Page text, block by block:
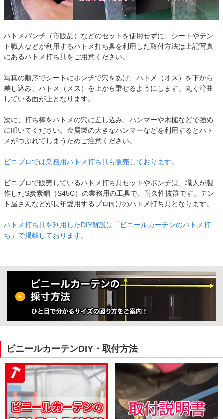
ハトメパンチ（市販品）などのセットを使用せずに、シートやテン
ト職人などが利用するハトメ打ち具を利用した取付方法は上記写真
にあるハトメ打ち具をご用意ください。
写真の順序でシートにポンチで穴をあけ、ハトメ（オス）を下から
差し込み、ハトメ（メス）を上から乗せるようにします。丸く湾曲
している面が上となります。
次に、打ち棒をハトメの穴に差し込み、ハンマーや木槌などで強め
に叩いてください。金属製の大きなハンマーなどを利用するとハト
メがつぶれてしまうためご注意ください。
ビニプロでは業務用ハトメ打ち具も販売しております。
ビニプロで販売しているハトメ打ち具セットやポンチは、職人が製
作したS炭素鋼（S45C）の業務用の工具で、耐久性抜群です。テン
ト屋さんなどが長年愛用するプロ向けのハトメ打ち具となります。
ハトメ打ち具を利用したDIY解説は「ビニールカーテンのハトメ打
ち」で掲載しております。
ビニールカーテンDIY・取付方法